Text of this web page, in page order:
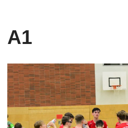
A1